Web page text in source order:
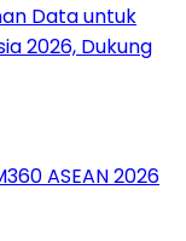
Data untuk
2026, Dukung
ASEAN 2026